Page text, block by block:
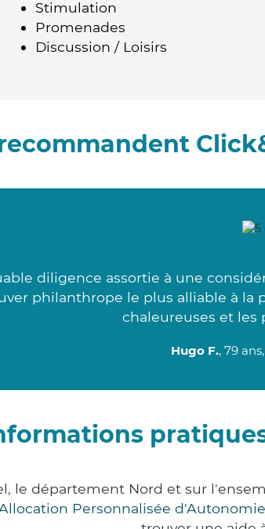
Stimulation
Promenades
Discussion / Loisirs
diligence assortie à une
philanthrope le plus alliable à la
chaleureuses et les
Hugo F., 79
le département Nord et sur
Personnalisée d'Autonomie